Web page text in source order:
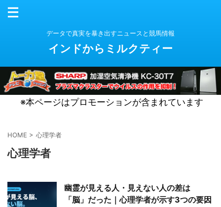
データで真実を暴き出すニュースと競馬情報
インドからミルクティー
※本ページはプロモーションが含まれています
HOME > 心理学者
心理学者
幽霊が見える人・見えない人の差は
「脳」だった｜心理学者が示す3つの要因